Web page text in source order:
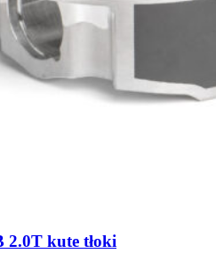
2.0T kute tłoki